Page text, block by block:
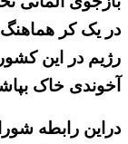
در یک کر
رژیم در این
آخوندی خاک
دراین رابطه